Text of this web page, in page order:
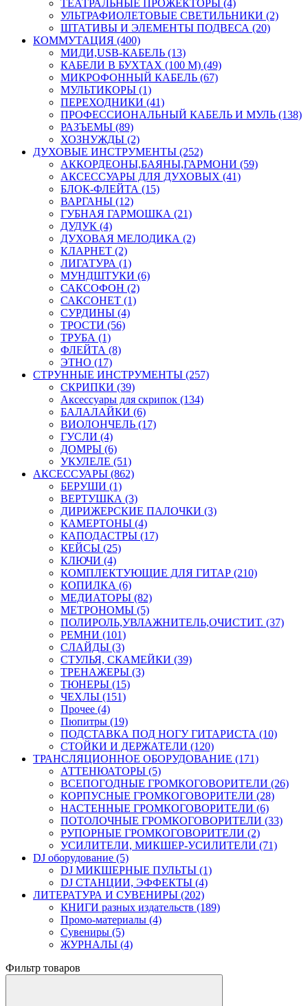
ТЕАТРАЛЬНЫЕ ПРОЖЕКТОРЫ (4)
УЛЬТРАФИОЛЕТОВЫЕ СВЕТИЛЬНИКИ (2)
ШТАТИВЫ И ЭЛЕМЕНТЫ ПОДВЕСА (20)
КОММУТАЦИЯ (400)
МИДИ,USB-КАБЕЛЬ (13)
КАБЕЛИ В БУХТАХ (100 М) (49)
МИКРОФОННЫЙ КАБЕЛЬ (67)
МУЛЬТИКОРЫ (1)
ПЕРЕХОДНИКИ (41)
ПРОФЕССИОНАЛЬНЫЙ КАБЕЛЬ И МУЛЬ (138)
РАЗЪЕМЫ (89)
ХОЗНУЖДЫ (2)
ДУХОВЫЕ ИНСТРУМЕНТЫ (252)
АККОРДЕОНЫ,БАЯНЫ,ГАРМОНИ (59)
АКСЕССУАРЫ ДЛЯ ДУХОВЫХ (41)
БЛОК-ФЛЕЙТА (15)
ВАРГАНЫ (12)
ГУБНАЯ ГАРМОШКА (21)
ДУДУК (4)
ДУХОВАЯ МЕЛОДИКА (2)
КЛАРНЕТ (2)
ЛИГАТУРА (1)
МУНДШТУКИ (6)
САКСОФОН (2)
САКСОНЕТ (1)
СУРДИНЫ (4)
ТРОСТИ (56)
ТРУБА (1)
ФЛЕЙТА (8)
ЭТНО (17)
СТРУННЫЕ ИНСТРУМЕНТЫ (257)
СКРИПКИ (39)
Аксессуары для скрипок (134)
БАЛАЛАЙКИ (6)
ВИОЛОНЧЕЛЬ (17)
ГУСЛИ (4)
ДОМРЫ (6)
УКУЛЕЛЕ (51)
АКСЕССУАРЫ (862)
БЕРУШИ (1)
ВЕРТУШКА (3)
ДИРИЖЕРСКИЕ ПАЛОЧКИ (3)
КАМЕРТОНЫ (4)
КАПОДАСТРЫ (17)
КЕЙСЫ (25)
КЛЮЧИ (4)
КОМПЛЕКТУЮЩИЕ ДЛЯ ГИТАР (210)
КОПИЛКА (6)
МЕДИАТОРЫ (82)
МЕТРОНОМЫ (5)
ПОЛИРОЛЬ,УВЛАЖНИТЕЛЬ,ОЧИСТИТ. (37)
РЕМНИ (101)
СЛАЙДЫ (3)
СТУЛЬЯ, СКАМЕЙКИ (39)
ТРЕНАЖЕРЫ (3)
ТЮНЕРЫ (15)
ЧЕХЛЫ (151)
Прочее (4)
Пюпитры (19)
ПОДСТАВКА ПОД НОГУ ГИТАРИСТА (10)
СТОЙКИ И ДЕРЖАТЕЛИ (120)
ТРАНСЛЯЦИОННОЕ ОБОРУДОВАНИЕ (171)
АТТЕНЮАТОРЫ (5)
ВСЕПОГОДНЫЕ ГРОМКОГОВОРИТЕЛИ (26)
КОРПУСНЫЕ ГРОМКОГОВОРИТЕЛИ (28)
НАСТЕННЫЕ ГРОМКОГОВОРИТЕЛИ (6)
ПОТОЛОЧНЫЕ ГРОМКОГОВОРИТЕЛИ (33)
РУПОРНЫЕ ГРОМКОГОВОРИТЕЛИ (2)
УСИЛИТЕЛИ, МИКШЕР-УСИЛИТЕЛИ (71)
DJ оборудование (5)
DJ МИКШЕРНЫЕ ПУЛЬТЫ (1)
DJ СТАНЦИИ, ЭФФЕКТЫ (4)
ЛИТЕРАТУРА И СУВЕНИРЫ (202)
КНИГИ разных издательств (189)
Промо-материалы (4)
Сувениры (5)
ЖУРНАЛЫ (4)
Фильтр товаров